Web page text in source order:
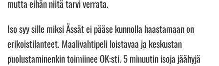
mutta eihän niitä tarvi verrata.
Iso syy sille miksi Ässät ei pääse kunnolla haastamaan on
erikoistilanteet. Maalivahtipeli loistavaa ja keskustan
puolustaminenkin toimiinee OK:sti. 5 minuutin isoja jäähyjä